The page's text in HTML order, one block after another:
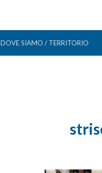
DOVE SIAMO / TERRITORIO